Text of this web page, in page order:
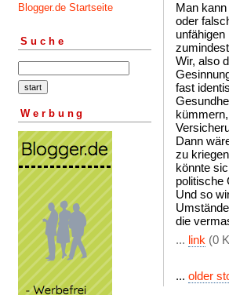
Blogger.de Startseite
Suche
Werbung
Man
oder
Wir, also
fast
Dann
zu
könnte
politische
Und so
die
... link (0
... older